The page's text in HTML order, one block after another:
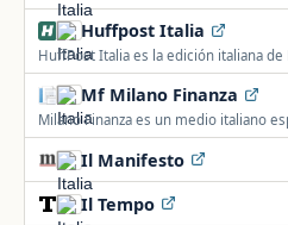
Huffpost Italia
HuffPost Italia es la edición italiana
y actualidad.
Mf Milano Finanza
Milano Finanza es un medio italiano
economía, finanzas, fiscalidad y bolsa
Il Manifesto
Il Tempo